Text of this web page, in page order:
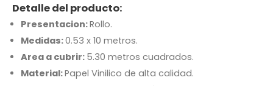
Detalle del producto:
Presentacion:Rollo.
Medidas:0.53 x 10 metros.
Area a cubrir: 5.30 metros cuadrados.
Material:Papel Vinilico de alta calidad.